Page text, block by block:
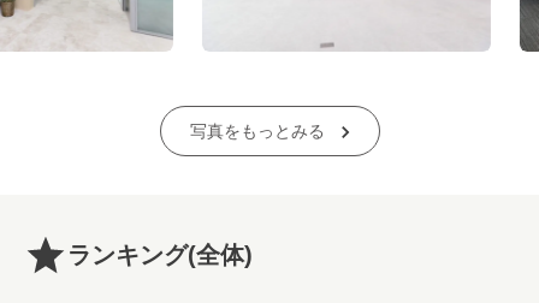
写真をもっとみる
ランキング(全体)